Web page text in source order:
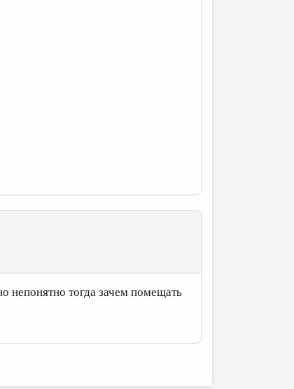
непонятно тогда зачем помещать